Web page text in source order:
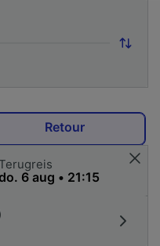
Retour
Terugreis